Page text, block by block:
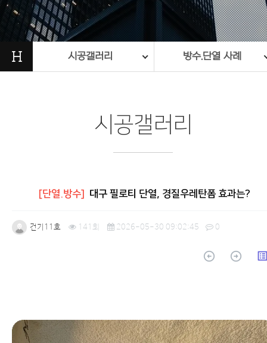
H 시공갤러리 방수.단열 사례
시공갤러리
[단열.방수] 대구 필로티 단열, 경질우레탄폼 효과는?
건기11호 141회 2026-05-30 09:02:45 0
arrow_circle_up arrow_circle_up